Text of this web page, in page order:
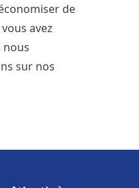
de
avez
nous
sur nos